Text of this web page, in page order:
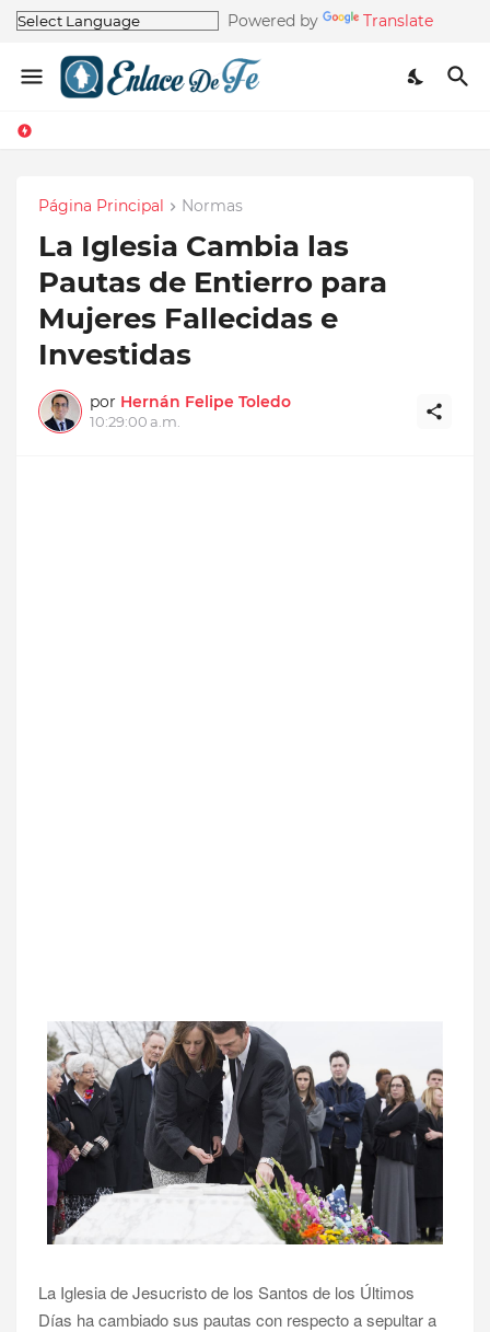
Powered by Translate
Página Principal Normas
La Iglesia Cambia las
Pautas de Entierro para
Mujeres Fallecidas e
Investidas
por Hernán Felipe Toledo
10:29:00 a.m.
La Iglesia de Jesucristo de los Santos de los Últimos
Días ha cambiado sus pautas con respecto a sepultar a